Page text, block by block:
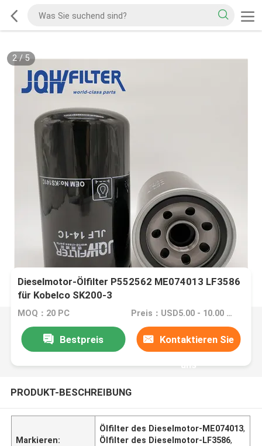
2/5
Dieselmotor-Ölfilter P552562 ME074013 LF3586
für Kobelco SK200-3
MOQ：20 PC Preis：USD5.00 - 10.00 /PC
Bestpreis Kontaktieren Sie
uns
PRODUKT-BESCHREIBUNG
Markieren:
Ölfilter des Dieselmotor-ME074013,
Ölfilter des Dieselmotor-LF3586,